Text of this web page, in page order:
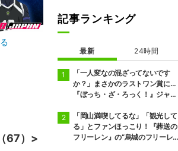
67）
記事ランキング
最新 24時間
「一人変なの混ざってないです
か？」まさかのラストワン賞に…
『ぼっち・ざ・ろっく！』ジャー
「岡山満喫してるな」「観光して
る」とファンほっこり！『葬送の
フリーレン』の“烏城のフリーレ